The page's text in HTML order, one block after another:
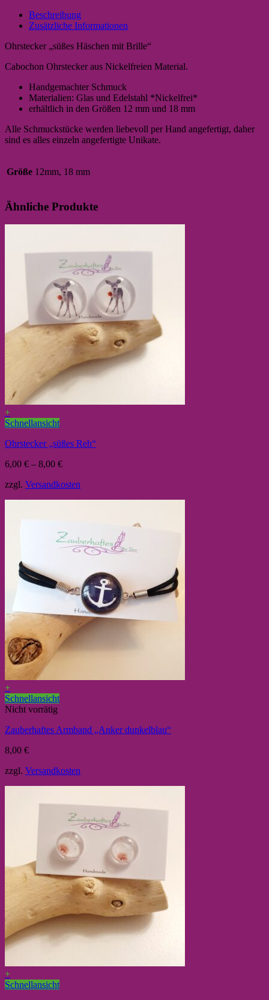
Beschreibung
Zusätzliche Informationen
Ohrstecker „süßes Häschen mit Brille“
Cabochon Ohrstecker aus Nickelfreien Material.
Handgemachter Schmuck
Materialien: Glas und Edelstahl *Nickelfrei*
erhältlich in den Größen 12 mm und 18 mm
Alle Schmuckstücke werden liebevoll per Hand angefertigt, daher
sind es alles einzeln angefertigte Unikate.
Größe 12mm, 18 mm
Ähnliche Produkte
+
Schnellansicht
Ohrstecker „süßes Reh“
6,00 € – 8,00 €
zzgl. Versandkosten
+
Schnellansicht
Nicht vorrätig
Zauberhaftes Armband „Anker dunkelblau“
8,00 €
zzgl. Versandkosten
+
Schnellansicht